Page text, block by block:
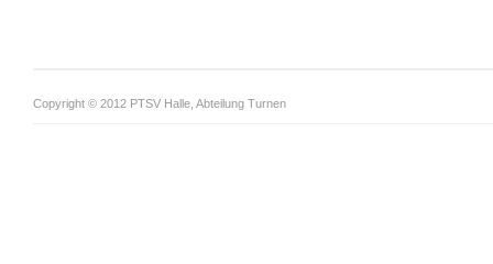
Copyright © 2012 PTSV Halle, Abteilung Turnen